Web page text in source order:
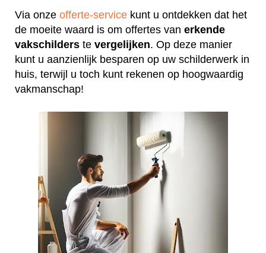
Via onze offerte-service kunt u ontdekken dat het
de moeite waard is om offertes van erkende
vakschilders te vergelijken. Op deze manier
kunt u aanzienlijk besparen op uw schilderwerk in
huis, terwijl u toch kunt rekenen op hoogwaardig
vakmanschap!